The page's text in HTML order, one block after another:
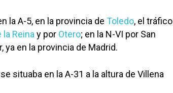
la A-5, en la provincia de Toledo, el tráfico
la Reina y por Otero; en la N-VI por San
ya en la provincia de Madrid.
situaba en la A-31 a la altura de Villena